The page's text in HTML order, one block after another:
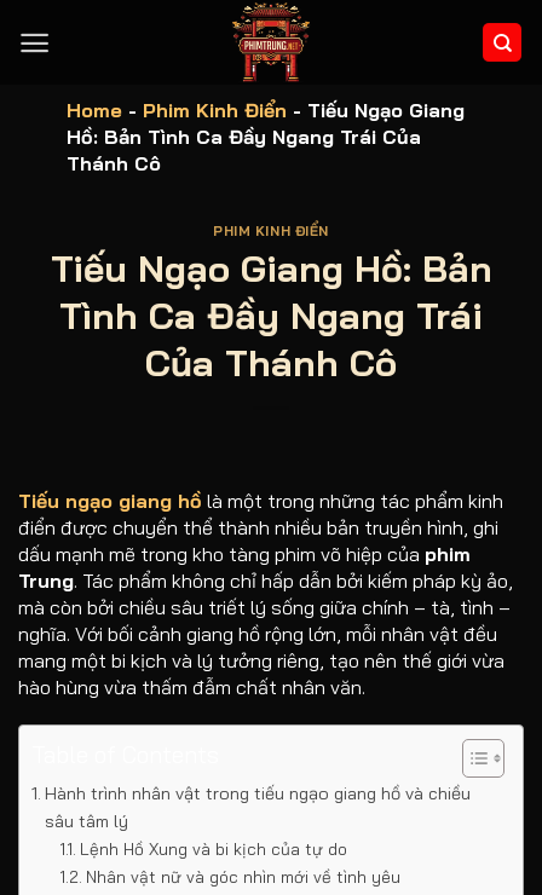
qua
Home - Phim Kinh Điển - Tiếu Ngạo Giang
Hồ: Bản Tình Ca Đầy Ngang Trái Của
Thánh Cô
PHIM KINH ĐIỂN
Tiếu Ngạo Giang Hồ: Bản
Tình Ca Đầy Ngang Trái
Của Thánh Cô
Tiếu ngạo giang hồ là một trong những tác phẩm kinh
điển được chuyển thể thành nhiều bản truyền hình, ghi
dấu mạnh mẽ trong kho tàng phim võ hiệp của phim
Trung. Tác phẩm không chỉ hấp dẫn bởi kiếm pháp kỳ ảo,
mà còn bởi chiều sâu triết lý sống giữa chính – tà, tình –
nghĩa. Với bối cảnh giang hồ rộng lớn, mỗi nhân vật đều
mang một bi kịch và lý tưởng riêng, tạo nên thế giới vừa
hào hùng vừa thấm đẫm chất nhân văn.
Hành trình nhân vật trong tiếu ngạo giang hồ và chiều
sâu tâm lý
Lệnh Hồ Xung và bi kịch của tự do
Nhân vật nữ và góc nhìn mới về tình yêu